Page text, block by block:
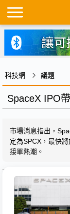
科技網 議題
SpaceX IPO
市場消息指出，
定為SPCX，最快
接單熱潮。